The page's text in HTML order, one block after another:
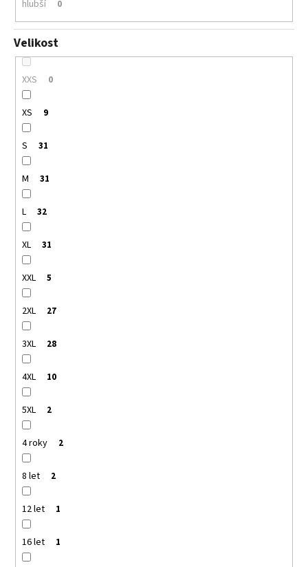
hlubší 0
Velikost
XXS 0
XS 9
S 31
M 31
L 32
XL 31
XXL 5
2XL 27
3XL 28
4XL 10
5XL 2
4 roky 2
8 let 2
12 let 1
16 let 1